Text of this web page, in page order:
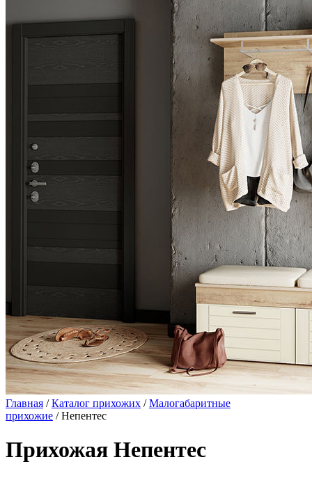
Главная /Каталог прихожих /Малогабаритные
прихожие / Непентес
Прихожая Непентес